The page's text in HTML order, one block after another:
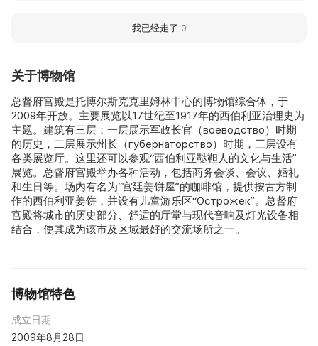
关于博物馆
总督府宫殿是托博尔斯克克里姆林中心的博物馆综合体，于
2009年开放。主要展览以17世纪至1917年的西伯利亚治理史为
主题。建筑有三层：一层展示军政长官（воеводство）时期
的历史，二层展示州长（губернаторство）时期，三层设有
各类展览厅。这里还可以参观“西伯利亚鞑靼人的文化与生活”
展览。总督府宫殿举办各种活动，包括商务会谈、会议、婚礼
和生日等。场内有名为“宫廷姜饼屋”的咖啡馆，提供按古方制
作的西伯利亚姜饼，并设有儿童游乐区“Острожек”。总督府
宫殿将城市的历史部分、舒适的厅堂与现代音响及灯光设备相
结合，使其成为该市及区域最好的交流场所之一。
博物馆特色
成立日期
2009年8月28日
我已经走了 0